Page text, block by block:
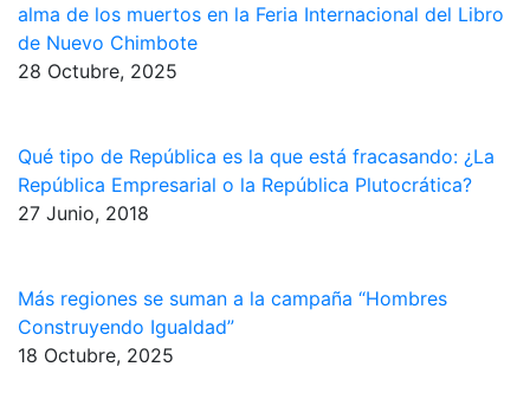
alma de los muertos en la Feria Internacional del Libro
de Nuevo Chimbote
28 Octubre, 2025
Qué tipo de República es la que está fracasando: ¿La
República Empresarial o la República Plutocrática?
27 Junio, 2018
Más regiones se suman a la campaña “Hombres
Construyendo Igualdad”
18 Octubre, 2025